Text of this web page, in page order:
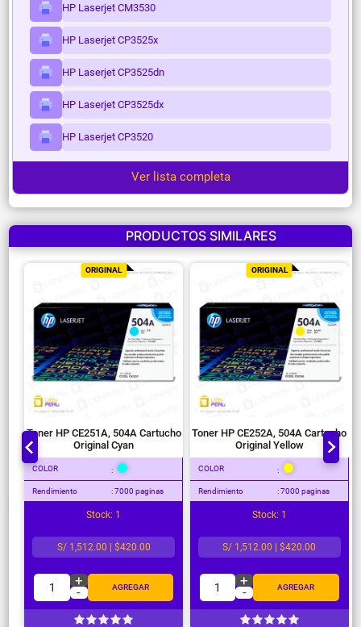
HP Laserjet CM3530
HP Laserjet CP3525x
HP Laserjet CP3525dn
HP Laserjet CP3525dx
HP Laserjet CP3520
Ver lista completa
PRODUCTOS SIMILARES
ORIGINAL
Toner HP CE251A, 504A Cartucho
Original Cyan
COLOR :
Rendimiento : 7000 paginas
Stock: 1
S/ 1,512.00 | $420.00
1 +
- AGREGAR
ORIGINAL
Toner HP CE252A, 504A Cartucho
Original Yellow
COLOR :
Rendimiento : 7000 paginas
Stock: 1
S/ 1,512.00 | $420.00
1 +
- AGREGAR